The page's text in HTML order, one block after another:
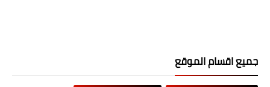
جميع اقسام الموقع